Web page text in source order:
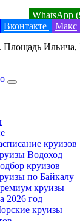
WhatsApp
Вконтакте
Макс
Ильича,
круизов
Водоход
круизов
по Байкалу
круизы
2026 год
круизы